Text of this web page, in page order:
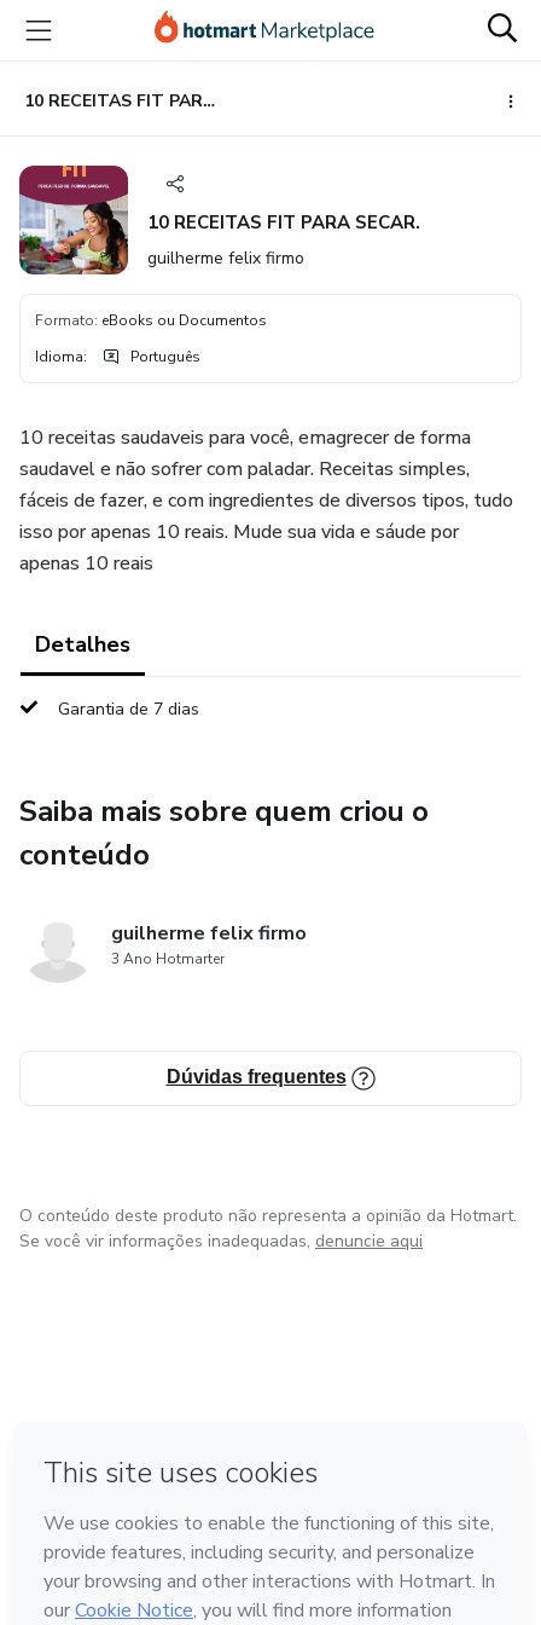
para
conteúdo
principal
para
pagamento
para
rodapé
10 RECEITAS FIT PARA SECAR.
10 RECEITAS FIT PARA SECAR.
guilherme felix firmo
Formato: eBooks ou Documentos
Idioma: Português
10 receitas saudaveis para você, emagrecer de forma
saudavel e não sofrer com paladar. Receitas simples,
fáceis de fazer, e com ingredientes de diversos tipos, tudo
isso por apenas 10 reais. Mude sua vida e sáude por
apenas 10 reais
Detalhes
Garantia de 7 dias
Saiba mais sobre quem criou o
conteúdo
guilherme felix firmo
3 Ano Hotmarter
Dúvidas frequentes
O conteúdo deste produto não representa a opinião da Hotmart.
Se você vir informações inadequadas, denuncie aqui
Feito com ❤ na Cidade do México
Conheça a Hotmart